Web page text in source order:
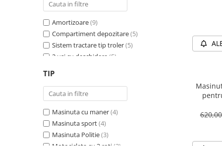
Amortizoare(9)
Compartiment depozitare(5)
Sistem tractare tip troler(5)
2 usi cu deschidere (5)
Schimbator viteza
Bluetooth(4)
Baterie detasabila(3)
Megafon (2)
4X4 (2)
TIP
Masinuta cu maner(4)
Masinuta sport(4)
Masinuta Politie(3)